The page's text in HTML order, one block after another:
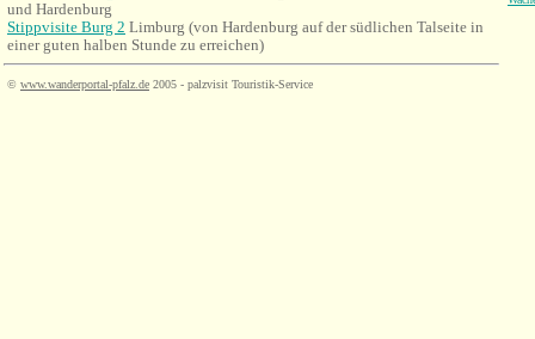
und Hardenburg
Stippvisite Burg 2 Limburg (von Hardenburg auf der südlichen Talseite in
einer guten halben Stunde zu erreichen)
© www.wanderportal-pfalz.de 2005 - palzvisit Touristik-Service